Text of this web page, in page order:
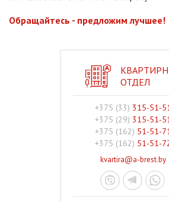
Обращайтесь - предложим лучшее!
ОТДЕЛ
+375 (33) 315-51-
+375 (29) 315-51-
+375 (162) 51-51-
+375 (162) 51-51-
kvartira@a-brest.by